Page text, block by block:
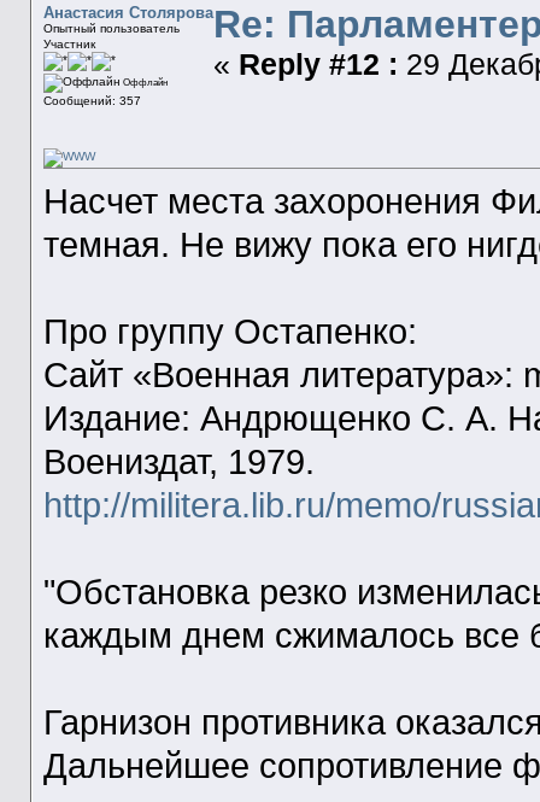
Анастасия Столярова
Опытный пользователь
Участник
Оффлайн
Сообщений: 357
Re:
« Reply #12 : 29
Насчет места захоронения
темная. Не вижу пока его
Про группу Остапенко:
Сайт «Военная литература»:
Издание: Андрющенко С. А.
Воениздат, 1979.
http://militera.lib.ru/memo/
"Обстановка резко
каждым днем сжималось все
Гарнизон противника
Дальнейшее сопротивление